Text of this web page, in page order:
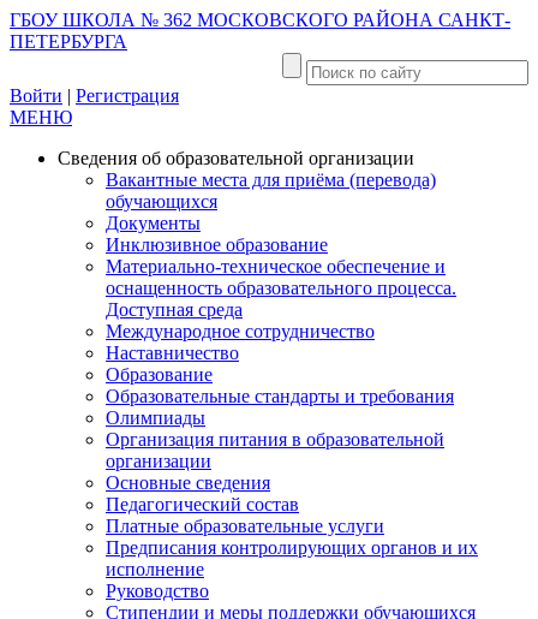
ГБОУ ШКОЛА № 362 МОСКОВСКОГО РАЙОНА САНКТ-
ПЕТЕРБУРГА
Войти | Регистрация
МЕНЮ
Сведения об образовательной организации
Вакантные места для приёма (перевода)
обучающихся
Документы
Инклюзивное образование
Материально-техническое обеспечение и
оснащенность образовательного процесса.
Доступная среда
Международное сотрудничество
Наставничество
Образование
Образовательные стандарты и требования
Олимпиады
Организация питания в образовательной
организации
Основные сведения
Педагогический состав
Платные образовательные услуги
Предписания контролирующих органов и их
исполнение
Руководство
Стипендии и меры поддержки обучающихся